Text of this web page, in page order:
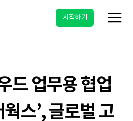
시작하기
드 업무용 협업
스’, 글로벌 고